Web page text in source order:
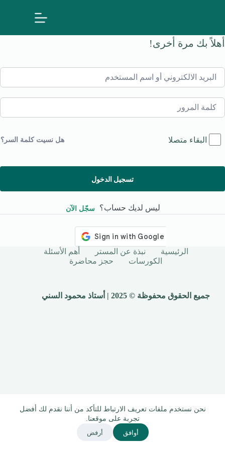
نحن نستخدم ملفات تعريف الارتباط للتأكد من أننا نقدم لك أفضل
تجربة على موقعنا.
أوافق أرفض
أهلاً بك مرة أخرى!
البقاء متصلا هل نسيت كلمة السر؟
تسجيل الدخول
ليس لديك حساب؟ سجّل الآن
الرئيسية نبذة عن المستر
أهم الأسئلة
الكورسات
حجز محاضرة
جميع الحقوق محفوظة © 2025 | أستاذ محمود السني